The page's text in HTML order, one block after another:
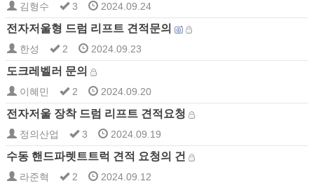
김형수 3 2024.09.24
전자저울형 드럼 리프트 견적문의
한성 2 2024.09.23
도크레벨러 문의
이혜민 2 2024.09.20
전자저울 장착 드럼 리프트 견적요청
정의산업 3 2024.09.19
수동 핸드파렛트트럭 견적 요청의 건
라준혁 2 2024.09.12